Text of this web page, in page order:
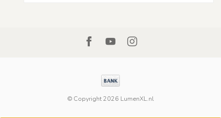
© Copyright 2026 LumenXL.nl